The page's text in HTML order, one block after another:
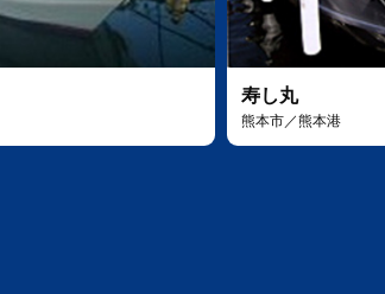
寿し丸
熊本市／熊本港